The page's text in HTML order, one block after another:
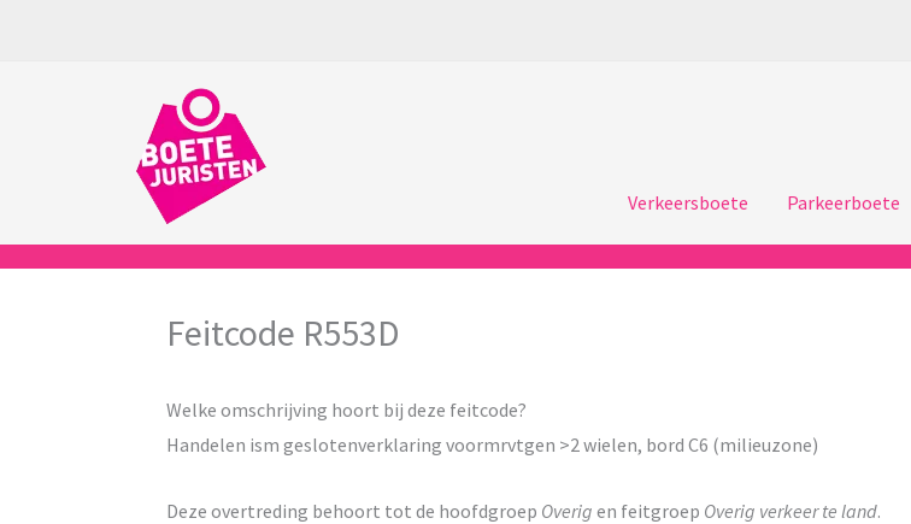
Verkeersboete Parkeerboete
Feitcode R553D
Welke omschrijving hoort bij deze feitcode?
Handelen ism geslotenverklaring voormrvtgen >2 wielen, bord C6 (milieuzone)
Deze overtreding behoort tot de hoofdgroep Overig en feitgroep Overig verkeer te land.